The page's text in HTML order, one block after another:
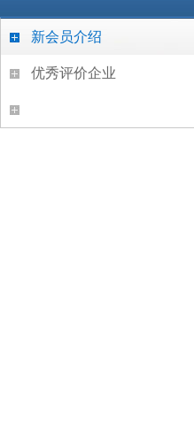
新会员介绍
优秀评价企业